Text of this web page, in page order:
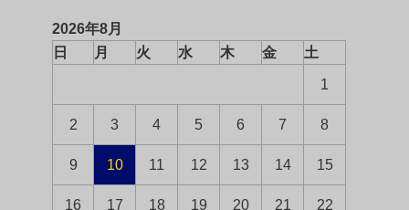
2026年8月
日
月 火 水 木 金 土
1
2 3 4 5 6 7 8
9 10 11 12 13 14 15
16 17 18 19 20 21 22